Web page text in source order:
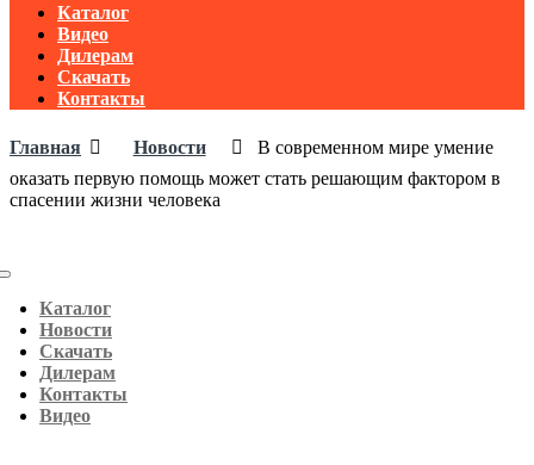
Каталог
Видео
Дилерам
Скачать
Контакты
Главная Новости
В современном мире умение
оказать первую помощь может стать решающим фактором в
спасении жизни человека
Toggle
navigationКаталог
Новости
Скачать
Дилерам
Контакты
Видео